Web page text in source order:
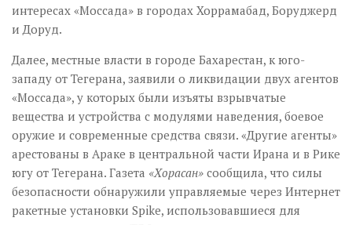
интересах «Моссада» в городах Хоррамабад, Боруджерд
и Доруд.
Далее, местные власти в городе Бахарестан, к юго-
западу от Тегерана, заявили о ликвидации двух агентов
«Моссада», у которых были изъяты взрывчатые
вещества и устройства с модулями наведения, боевое
оружие и современные средства связи. «Другие агенты»
арестованы в Араке в центральной части Ирана и в Рике
югу от Тегерана. Газета «Хорасан» сообщила, что силы
безопасности обнаружили управляемые через Интернет
ракетные установки Spike, использовавшиеся для